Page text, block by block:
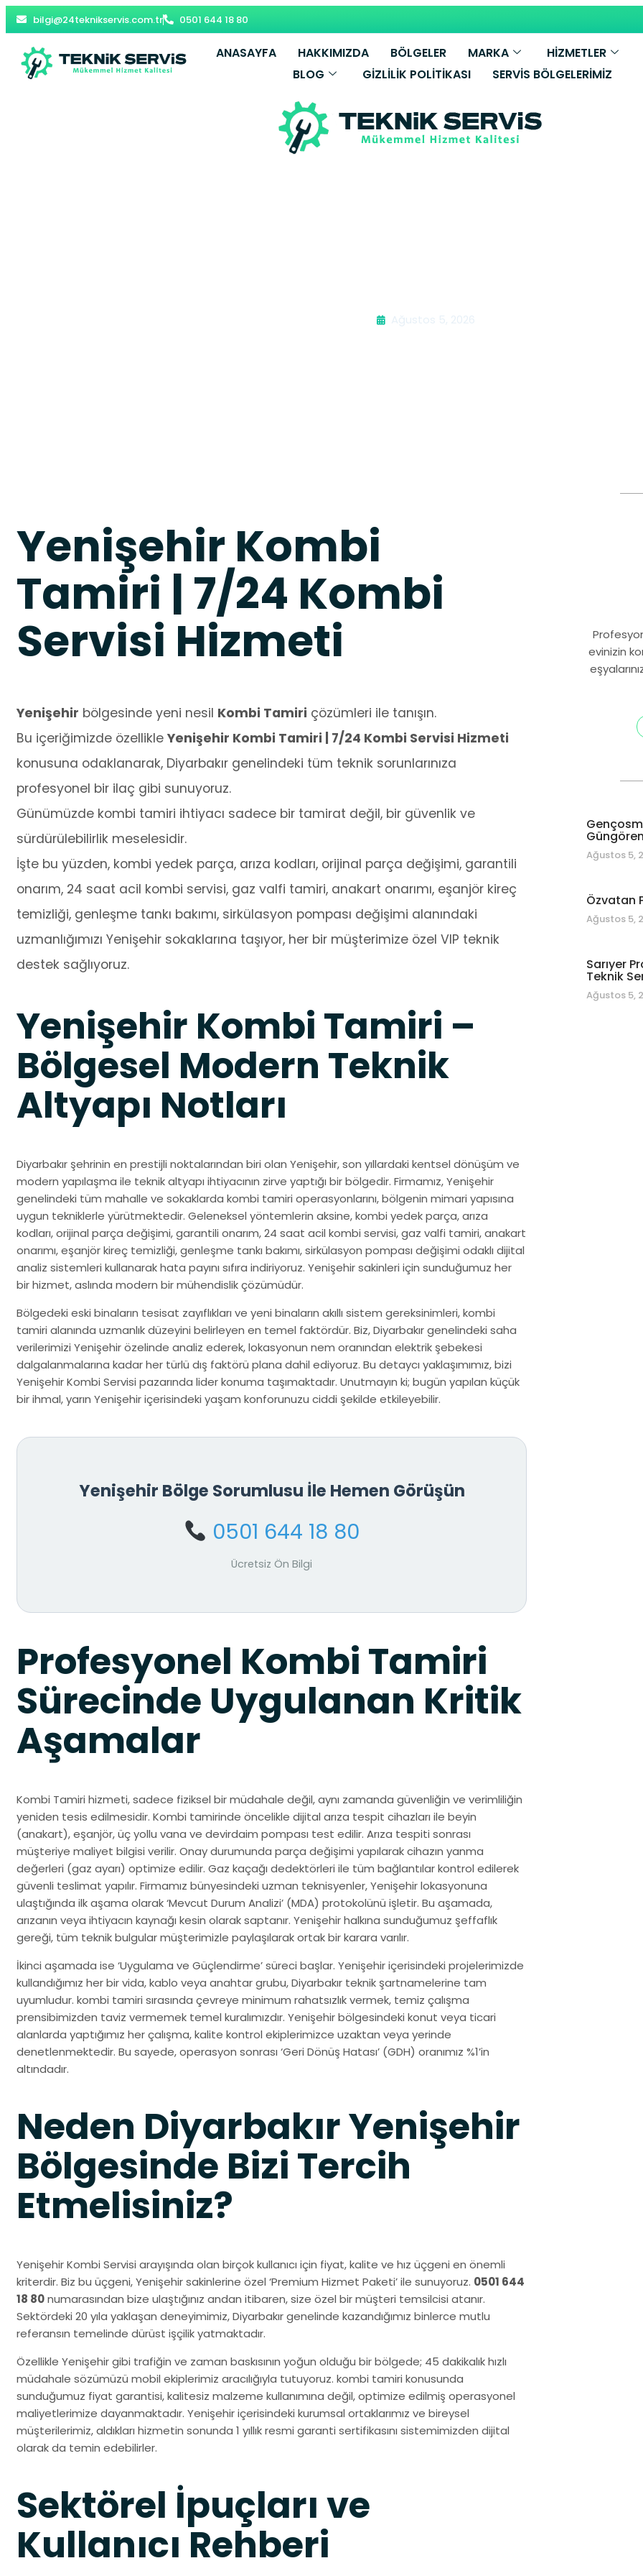
bilgi@24teknikservis.com.tr 0501 644 18 80
ANASAYFA HAKKIMIZDA BÖLGELER MARKA HİZMETLER
BLOG
GIZLILIK POLITIKASI SERVIS BÖLGELERIMIZ
Ağustos 5, 2026
Yenişehir Kombi
Tamiri | 7/24 Kombi
Servisi Hizmeti
Yenişehir bölgesinde yeni nesil Kombi Tamiri çözümleri ile tanışın.
Bu içeriğimizde özellikle Yenişehir Kombi Tamiri | 7/24 Kombi Servisi Hizmeti
konusuna odaklanarak, Diyarbakır genelindeki tüm teknik sorunlarınıza
profesyonel bir ilaç gibi sunuyoruz.
Günümüzde kombi tamiri ihtiyacı sadece bir tamirat değil, bir güvenlik ve
sürdürülebilirlik meselesidir.
İşte bu yüzden, kombi yedek parça, arıza kodları, orijinal parça değişimi, garantili
onarım, 24 saat acil kombi servisi, gaz valfi tamiri, anakart onarımı, eşanjör kireç
temizliği, genleşme tankı bakımı, sirkülasyon pompası değişimi alanındaki
uzmanlığımızı Yenişehir sokaklarına taşıyor, her bir müşterimize özel VIP teknik
destek sağlıyoruz.
Yenişehir Kombi Tamiri –
Bölgesel Modern Teknik
Altyapı Notları
Diyarbakır şehrinin en prestijli noktalarından biri olan Yenişehir, son yıllardaki kentsel dönüşüm ve
modern yapılaşma ile teknik altyapı ihtiyacının zirve yaptığı bir bölgedir. Firmamız, Yenişehir
genelindeki tüm mahalle ve sokaklarda kombi tamiri operasyonlarını, bölgenin mimari yapısına
uygun tekniklerle yürütmektedir. Geleneksel yöntemlerin aksine, kombi yedek parça, arıza
kodları, orijinal parça değişimi, garantili onarım, 24 saat acil kombi servisi, gaz valfi tamiri, anakart
onarımı, eşanjör kireç temizliği, genleşme tankı bakımı, sirkülasyon pompası değişimi odaklı dijital
analiz sistemleri kullanarak hata payını sıfıra indiriyoruz. Yenişehir sakinleri için sunduğumuz her
bir hizmet, aslında modern bir mühendislik çözümüdür.
Bölgedeki eski binaların tesisat zayıflıkları ve yeni binaların akıllı sistem gereksinimleri, kombi
tamiri alanında uzmanlık düzeyini belirleyen en temel faktördür. Biz, Diyarbakır genelindeki saha
verilerimizi Yenişehir özelinde analiz ederek, lokasyonun nem oranından elektrik şebekesi
dalgalanmalarına kadar her türlü dış faktörü plana dahil ediyoruz. Bu detaycı yaklaşımımız, bizi
Yenişehir Kombi Servisi pazarında lider konuma taşımaktadır. Unutmayın ki; bugün yapılan küçük
bir ihmal, yarın Yenişehir içerisindeki yaşam konforunuzu ciddi şekilde etkileyebilir.
Yenişehir Bölge Sorumlusu İle Hemen Görüşün
0501 644 18 80
Ücretsiz Ön Bilgi
Profesyonel Kombi Tamiri
Sürecinde Uygulanan Kritik
Aşamalar
Kombi Tamiri hizmeti, sadece fiziksel bir müdahale değil, aynı zamanda güvenliğin ve verimliliğin
yeniden tesis edilmesidir. Kombi tamirinde öncelikle dijital arıza tespit cihazları ile beyin
(anakart), eşanjör, üç yollu vana ve devirdaim pompası test edilir. Arıza tespiti sonrası
müşteriye maliyet bilgisi verilir. Onay durumunda parça değişimi yapılarak cihazın yanma
değerleri (gaz ayarı) optimize edilir. Gaz kaçağı dedektörleri ile tüm bağlantılar kontrol edilerek
güvenli teslimat yapılır. Firmamız bünyesindeki uzman teknisyenler, Yenişehir lokasyonuna
ulaştığında ilk aşama olarak ‘Mevcut Durum Analizi’ (MDA) protokolünü işletir. Bu aşamada,
arızanın veya ihtiyacın kaynağı kesin olarak saptanır. Yenişehir halkına sunduğumuz şeffaflık
gereği, tüm teknik bulgular müşterimizle paylaşılarak ortak bir karara varılır.
İkinci aşamada ise ‘Uygulama ve Güçlendirme’ süreci başlar. Yenişehir içerisindeki projelerimizde
kullandığımız her bir vida, kablo veya anahtar grubu, Diyarbakır teknik şartnamelerine tam
uyumludur. kombi tamiri sırasında çevreye minimum rahatsızlık vermek, temiz çalışma
prensibimizden taviz vermemek temel kuralımızdır. Yenişehir bölgesindeki konut veya ticari
alanlarda yaptığımız her çalışma, kalite kontrol ekiplerimizce uzaktan veya yerinde
denetlenmektedir. Bu sayede, operasyon sonrası ‘Geri Dönüş Hatası’ (GDH) oranımız %1’in
altındadır.
Neden Diyarbakır Yenişehir
Bölgesinde Bizi Tercih
Etmelisiniz?
Yenişehir Kombi Servisi arayışında olan birçok kullanıcı için fiyat, kalite ve hız üçgeni en önemli
kriterdir. Biz bu üçgeni, Yenişehir sakinlerine özel ‘Premium Hizmet Paketi’ ile sunuyoruz. 0501 644
18 80numarasından bize ulaştığınız andan itibaren, size özel bir müşteri temsilcisi atanır.
Sektördeki 20 yıla yaklaşan deneyimimiz, Diyarbakır genelinde kazandığımız binlerce mutlu
referansın temelinde dürüst işçilik yatmaktadır.
Özellikle Yenişehir gibi trafiğin ve zaman baskısının yoğun olduğu bir bölgede; 45 dakikalık hızlı
müdahale sözümüzü mobil ekiplerimiz aracılığıyla tutuyoruz. kombi tamiri konusunda
sunduğumuz fiyat garantisi, kalitesiz malzeme kullanımına değil, optimize edilmiş operasyonel
maliyetlerimize dayanmaktadır. Yenişehir içerisindeki kurumsal ortaklarımız ve bireysel
müşterilerimiz, aldıkları hizmetin sonunda 1 yıllık resmi garanti sertifikasını sistemimizden dijital
olarak da temin edebilirler.
Sektörel İpuçları ve
Kullanıcı Rehberi
evinizin
Ağustos 5,
Özvatan
Ağustos 5,
Sarıyer
Teknik
Ağustos 5,